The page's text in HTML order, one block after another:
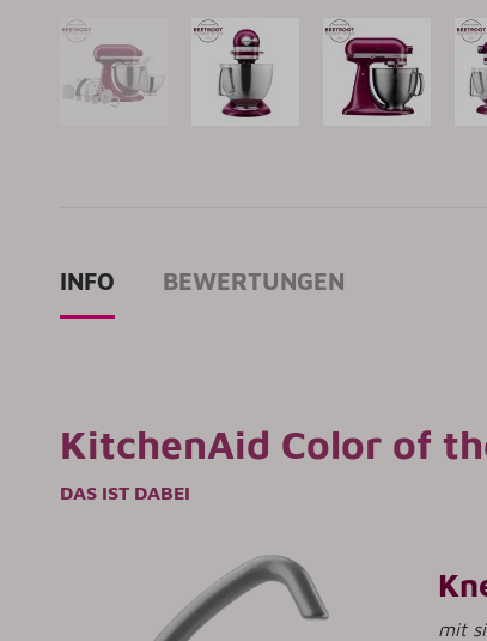
INFO BEWERTUNGEN
KitchenAid Color of
DAS IST DABEI
mit